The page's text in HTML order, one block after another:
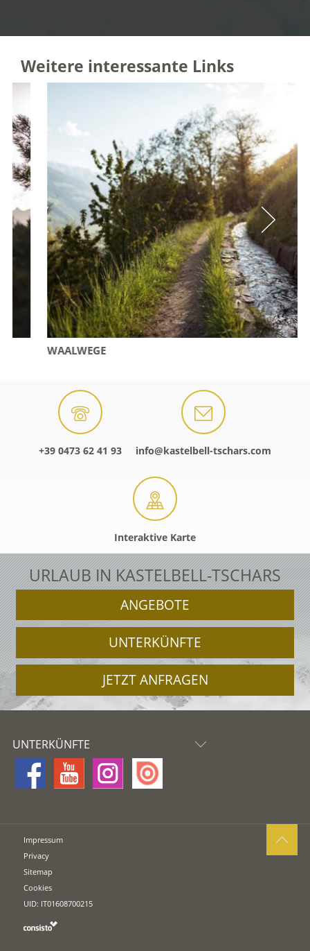
Weitere interessante Links
WAALWEGE
+39 0473 62 41 93 info@kastelbell-tschars.com
Interaktive Karte
URLAUB IN KASTELBELL-TSCHARS
ANGEBOTE
UNTERKÜNFTE
JETZT ANFRAGEN
UNTERKÜNFTE
Impressum
Privacy
Sitemap
Cookies
UID: IT01608700215